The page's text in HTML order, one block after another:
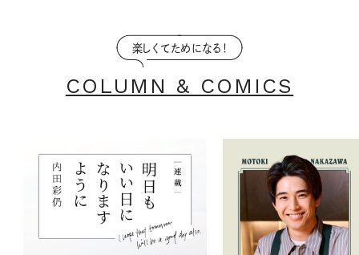
楽しくてためになる！
COLUMN & COMICS